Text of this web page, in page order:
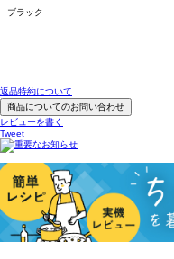
ブラック
返品特約について
商品についてのお問い合わせ
レビューを書く
Tweet